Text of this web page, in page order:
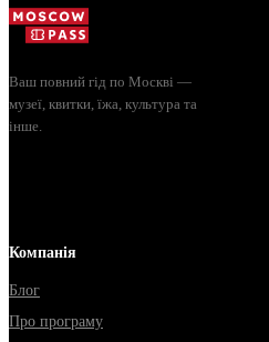
Владими...
Ваш повний гід по Москві —
музеї, квитки, їжа, культура та
інше.
Компанія
Блог
Про програму